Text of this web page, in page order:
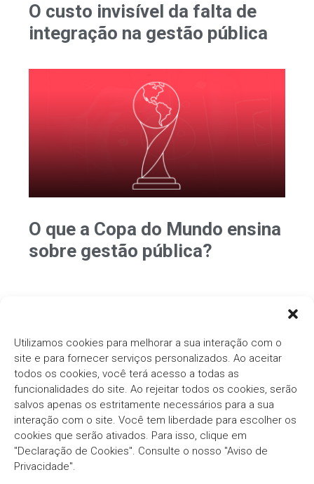
Utilizamos cookies para melhorar a sua interação com o
site e para fornecer serviços personalizados. Ao aceitar
todos os cookies, você terá acesso a todas as
funcionalidades do site. Ao rejeitar todos os cookies, serão
salvos apenas os estritamente necessários para a sua
interação com o site. Você tem liberdade para escolher os
cookies que serão ativados. Para isso, clique em
"Declaração de Cookies". Consulte o nosso "Aviso de
Privacidade".
O custo invisível da falta de
integração na gestão pública
O que a Copa do Mundo ensina
sobre gestão pública?
Ver mais Artigos
Há mais de três décadas, oGrupo Thema®/Pólis®
segue com o compromisso em fornecer soluções
inovadoras e eficientes para o Setor Público.